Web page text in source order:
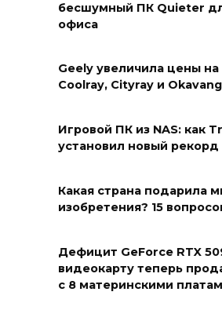
бесшумный ПК Quieter
офиса
Geely увеличила цены
Coolray, Cityray и
Игровой ПК из NAS: как
установил новый рекорд
Какая страна подарила
изобретения? 15
Дефицит GeForce RTX
видеокарту теперь
с 8 материнскими